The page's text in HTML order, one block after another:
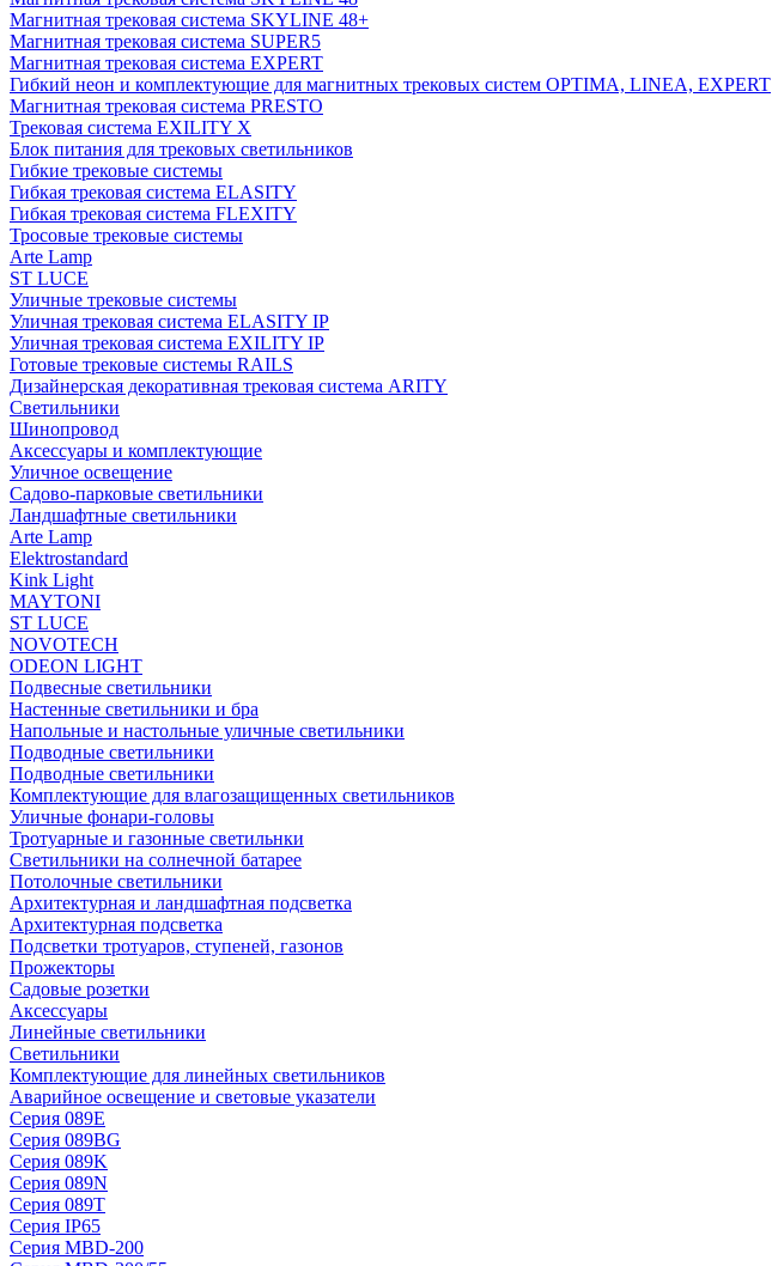
Магнитная трековая система SKYLINE 48+
Магнитная трековая система SUPER5
Магнитная трековая система EXPERT
Гибкий неон и комплектующие для магнитных трековых систем OPTIMA, LINEA, EXPERT
Магнитная трековая система PRESTO
Трековая система EXILITY X
Блок питания для трековых светильников
Гибкие трековые системы
Гибкая трековая система ELASITY
Гибкая трековая система FLEXITY
Тросовые трековые системы
Arte Lamp
ST LUCE
Уличные трековые системы
Уличная трековая система ELASITY IP
Уличная трековая система EXILITY IP
Готовые трековые системы RAILS
Дизайнерская декоративная трековая система ARITY
Светильники
Шинопровод
Аксессуары и комплектующие
Уличное освещение
Садово-парковые светильники
Ландшафтные светильники
Arte Lamp
Elektrostandard
Kink Light
MAYTONI
ST LUCE
NOVOTECH
ODEON LIGHT
Подвесные светильники
Настенные светильники и бра
Напольные и настольные уличные светильники
Подводные светильники
Подводные светильники
Комплектующие для влагозащищенных светильников
Уличные фонари-головы
Тротуарные и газонные светильнки
Светильники на солнечной батарее
Потолочные светильники
Архитектурная и ландшафтная подсветка
Архитектурная подсветка
Подсветки тротуаров, ступеней, газонов
Прожекторы
Садовые розетки
Аксессуары
Линейные светильники
Светильники
Комплектующие для линейных светильников
Аварийное освещение и световые указатели
Серия 089E
Серия 089BG
Серия 089K
Серия 089N
Серия 089T
Серия IP65
Серия MBD-200